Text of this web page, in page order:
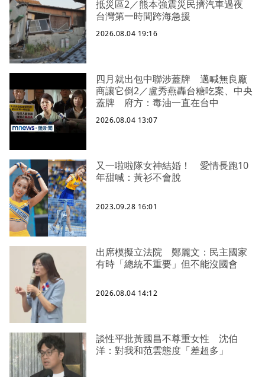
抵災區2／熊本強震災民擠汽車過夜
台灣第一時間跨海急援
2026.08.04 19:16
四月就出包中聯涉蓋牌 邁喊無良廠
商讓它倒2／盧秀燕轟台糖吃案、中央
蓋牌 府方：毒油一直在台中
2026.08.04 13:07
又一啦啦隊女神結婚！ 愛情長跑10
年甜喊：黃衫不會脫
2023.09.28 16:01
出席模擬立法院 鄭麗文：民主國家
有時「總統不重要」但不能沒國會
2026.08.04 14:12
談性平批黃國昌不尊重女性 沈伯
洋：對我和范雲態度「差超多」